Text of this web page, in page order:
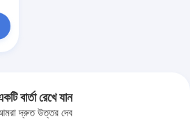
বার্তা রেখে যান
দ্রুত উত্তর দেব